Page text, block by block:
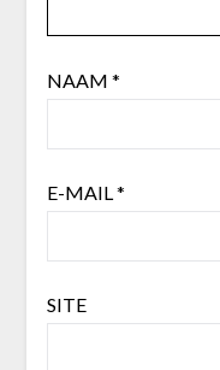
NAAM *
E-MAIL*
SITE